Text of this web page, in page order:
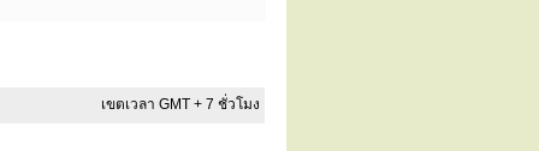
เขตเวลา GMT + 7 ชั่วโมง